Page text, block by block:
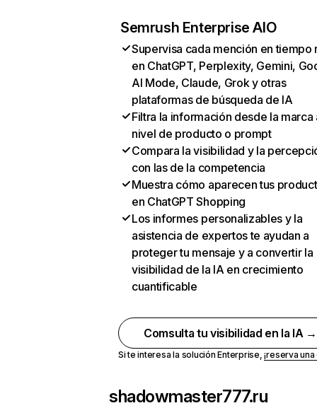
Semrush Enterprise AIO
Supervisa cada mención en tiempo
en ChatGPT, Perplexity, Gemini,
AI Mode, Claude, Grok y otras
plataformas de búsqueda de IA
Filtra la información desde la marca
nivel de producto o prompt
Compara la visibilidad y la
con las de la competencia
Muestra cómo aparecen tus
en ChatGPT Shopping
Los informes personalizables y la
asistencia de expertos te ayudan a
proteger tu mensaje y a convertir la
visibilidad de la IA en crecimiento
cuantificable
Comsulta tu visibilidad en la IA →
Si te interesa la solución Enterprise,¡reserva
shadowmaster777.ru